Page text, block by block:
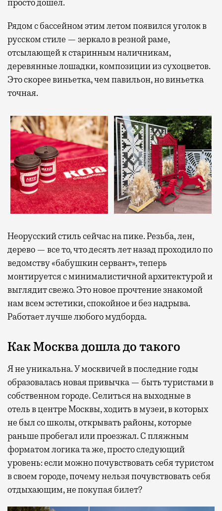
просто дошел.
Рядом с бассейном этим летом появился уголок в
русском стиле — зеркало в резной раме,
отсылающей к старинным наличникам,
деревянные лошадки, композиции из сухоцветов.
Это скорее виньетка, чем павильон, но виньетка
точная.
Неорусский стиль сейчас на пике. Резьба, лен,
дерево — все то, что десять лет назад проходило по
ведомству «бабушкин сервант», теперь
монтируется с минималистичной архитектурой и
выглядит свежо. Это новое прочтение знакомой
нам всем эстетики, спокойное и без надрыва.
Работает лучше любого мудборда.
Как Москва дошла до такого
Я не уникальна. У москвичей в последние годы
образовалась новая привычка — быть туристами в
собственном городе. Селиться на выходные в
отель в центре Москвы, ходить в музеи, в которых
не был со школы, открывать районы, которые
раньше пробегал или проезжал. С пляжным
форматом логика та же, просто следующий
уровень: если можно почувствовать себя туристом
в своем городе, почему нельзя почувствовать себя
отдыхающим, не покупая билет?